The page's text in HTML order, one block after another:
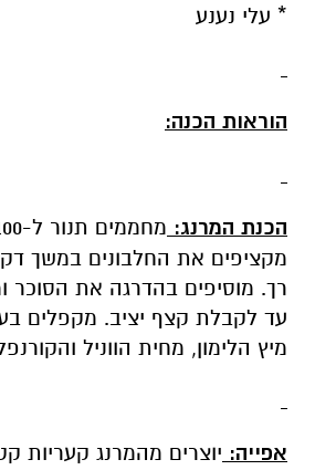
* עלי נענע
הוראות הכנה:
הכנת המרנג:
מקציפים את החלבונים במשך
רך. מוסיפים בהדרגה את הסוכר
עד לקבלת קצף יציב. מקפלים
מיץ הלימון, מחית הווניל
אפייה: יוצרים מהמרנג קעריות